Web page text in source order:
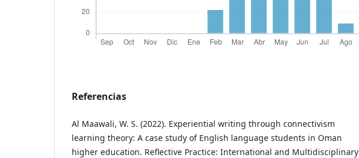
Referencias
Al Maawali, W. S. (2022). Experiential writing through connectivism
learning theory: A case study of English language students in Oman
higher education. Reflective Practice: International and Multidisciplinary